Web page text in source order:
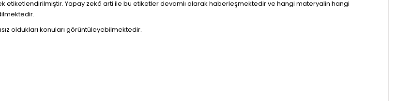
Yapay zekâ arti ile bu etiketler devamlı olarak haberleşmektedir ve hangi materyalin hangi
oldukları konuları görüntüleyebilmektedir.